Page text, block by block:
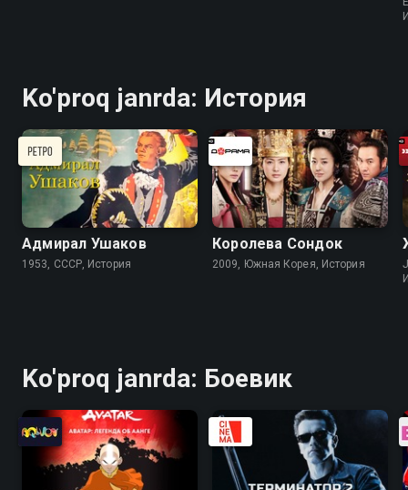
Ko'proq janrda: История
Адмирал Ушаков
1953, СССР, История
Королева Сондок
2009, Южная Корея, История
Ko'proq janrda: Боевик